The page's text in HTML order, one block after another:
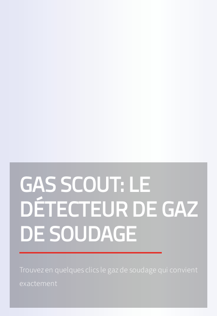
GAS SCOUT: LE
DÉTECTEUR DE GAZ
DE SOUDAGE
Trouvez en quelques clics le gaz de soudage qui convient
exactement